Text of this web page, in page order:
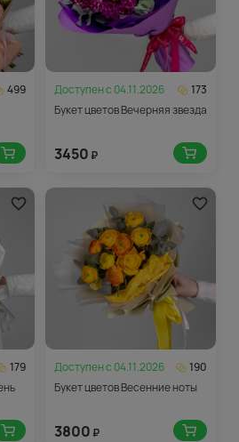
499
Доступен с 04.11.2026
173
Букет цветов Вечерняя звезда
3450 ₽
179
Доступен с 04.11.2026
190
Букет цветов Весенние ноты
3800 ₽